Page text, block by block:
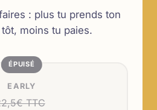
: plus tu prends ton
moins tu paies.
EARLY
TTC